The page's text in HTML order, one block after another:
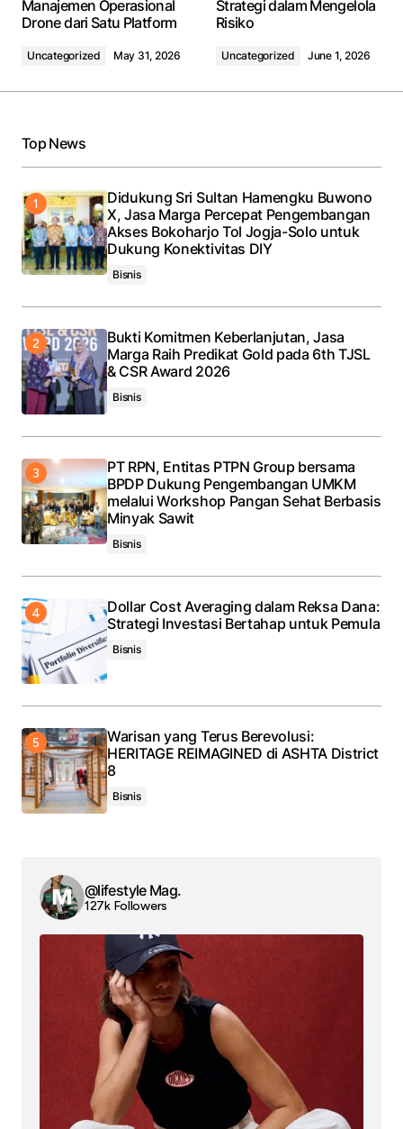
Manajemen Operasional
Drone dari Satu Platform
Uncategorized May 31, 2026
Strategi dalam Mengelola
Risiko
Uncategorized June 1, 2026
Top News
Didukung Sri Sultan Hamengku Buwono
X, Jasa Marga Percepat Pengembangan
Akses Bokoharjo Tol Jogja-Solo untuk
Dukung Konektivitas DIY
Bisnis
Bukti Komitmen Keberlanjutan, Jasa
Marga Raih Predikat Gold pada 6th TJSL
& CSR Award 2026
Bisnis
PT RPN, Entitas PTPN Group bersama
BPDP Dukung Pengembangan UMKM
melalui Workshop Pangan Sehat Berbasis
Minyak Sawit
Bisnis
Dollar Cost Averaging dalam Reksa Dana:
Strategi Investasi Bertahap untuk Pemula
Bisnis
Warisan yang Terus Berevolusi:
HERITAGE REIMAGINED di ASHTA District
8
Bisnis
@lifestyle Mag.
127k Followers